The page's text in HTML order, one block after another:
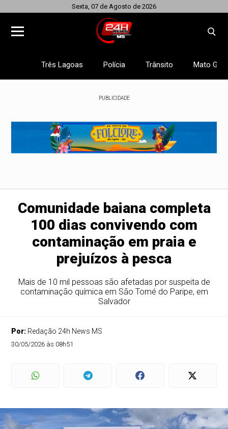
Sexta, 07 de Agosto de 2026
Três Lagoas Polícia Trânsito Mato
PUBLICIDADE
Comunidade baiana completa
100 dias convivendo com
contaminação em praia e
prejuízos à pesca
Mais de 10 mil pessoas são afetadas por suspeita de
contaminação química em São Tomé do Paripe, em
Salvador
Por: Redação 24h News MS
30/05/2026 às 08h51